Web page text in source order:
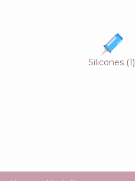
Silicones (1)